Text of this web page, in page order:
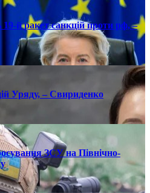
й ракет санкцій проти рф, –
Уряду, – Свириденко
ЗСУ на Північно-